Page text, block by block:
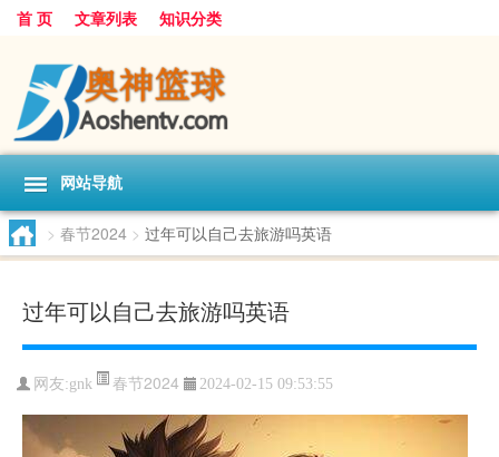
首 页 文章列表 知识分类
网站导航
> 春节2024 > 过年可以自己去旅游吗英语
过年可以自己去旅游吗英语
网友:gnk 春节2024 2024-02-15 09:53:55